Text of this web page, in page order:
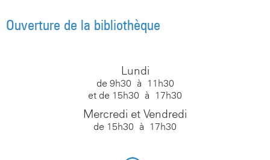
Ouverture de la bibliothèque
Lundi
de 9h30 à 11h30
et de 15h30 à 17h30
Mercredi et Vendredi
de 15h30 à 17h30